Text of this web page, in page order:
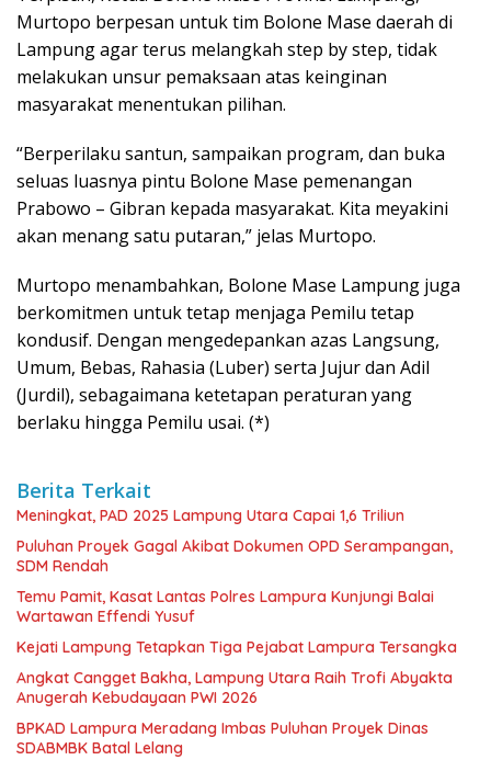
Murtopo berpesan untuk tim Bolone Mase daerah di
Lampung agar terus melangkah step by step, tidak
melakukan unsur pemaksaan atas keinginan
masyarakat menentukan pilihan.
“Berperilaku santun, sampaikan program, dan buka
seluas luasnya pintu Bolone Mase pemenangan
Prabowo – Gibran kepada masyarakat. Kita meyakini
akan menang satu putaran,” jelas Murtopo.
Murtopo menambahkan, Bolone Mase Lampung juga
berkomitmen untuk tetap menjaga Pemilu tetap
kondusif. Dengan mengedepankan azas Langsung,
Umum, Bebas, Rahasia (Luber) serta Jujur dan Adil
(Jurdil), sebagaimana ketetapan peraturan yang
berlaku hingga Pemilu usai. (*)
Berita Terkait
Meningkat, PAD 2025 Lampung Utara Capai 1,6 Triliun
Puluhan Proyek Gagal Akibat Dokumen OPD Serampangan,
SDM Rendah
Temu Pamit, Kasat Lantas Polres Lampura Kunjungi Balai
Wartawan Effendi Yusuf
Kejati Lampung Tetapkan Tiga Pejabat Lampura Tersangka
Angkat Cangget Bakha, Lampung Utara Raih Trofi Abyakta
Anugerah Kebudayaan PWI 2026
BPKAD Lampura Meradang Imbas Puluhan Proyek Dinas
SDABMBK Batal Lelang